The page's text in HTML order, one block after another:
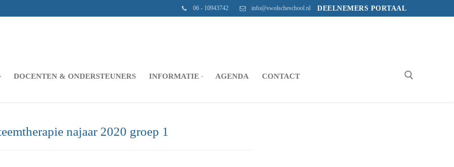
06 - 10943742 info@swolscheschool.nl DEELNEMERS PORTAAL
DOCENTEN & ONDERSTEUNERS INFORMATIE AGENDA CONTACT
najaar 2020 groep 1